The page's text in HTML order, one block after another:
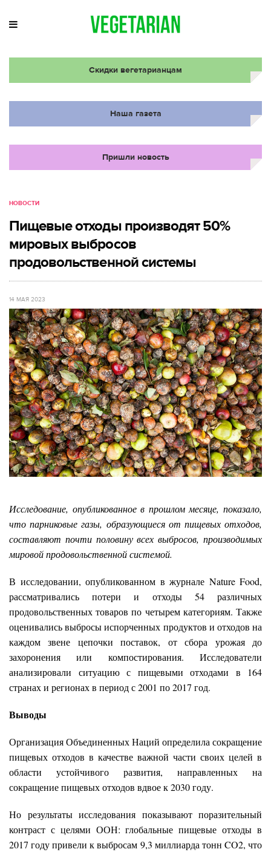
Скидки вегетарианцам
Наша газета
Пришли новость
НОВОСТИ
Пищевые отходы производят 50%
мировых выбросов
продовольственной системы
14 МАЯ 2023
Исследование, опубликованное в прошлом месяце, показало,
что парниковые газы, образующиеся от пищевых отходов,
составляют почти половину всех выбросов, производимых
мировой продовольственной системой.
В исследовании, опубликованном в журнале Nature Food,
рассматривались потери и отходы 54 различных
продовольственных товаров по четырем категориям. Также
оценивались выбросы испорченных продуктов и отходов на
каждом звене цепочки поставок, от сбора урожая до
захоронения или компостирования. Исследователи
анализировали ситуацию с пищевыми отходами в 164
странах и регионах в период с 2001 по 2017 год.
Выводы
Организация Объединенных Наций определила сокращение
пищевых отходов в качестве важной части своих целей в
области устойчивого развития, направленных на
сокращение пищевых отходов вдвое к 2030 году.
Но результаты исследования показывают поразительный
контраст с целями ООН: глобальные пищевые отходы в
2017 году привели к выбросам 9,3 миллиарда тонн CO2, что